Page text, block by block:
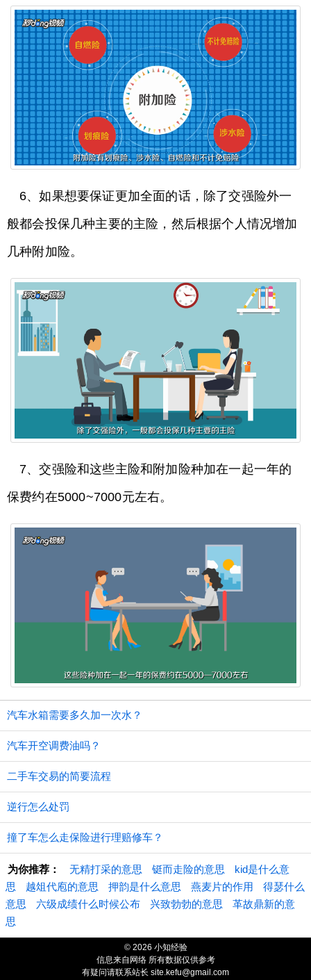
6、如果想要保证更加全面的话，除了交强险外一
般都会投保几种主要的主险，然后根据个人情况增加
几种附加险。
7、交强险和这些主险和附加险种加在一起一年的
保费约在5000~7000元左右。
汽车水箱需要多久加一次水？
汽车开空调费油吗？
二手车交易的简要流程
逆行怎么处罚
撞了车怎么走保险进行理赔修车？
为你推荐： 无精打采的意思 铤而走险的意思
kid是什么意
思
越俎代庖的意思 押韵是什么意思 燕麦片的作用
得瑟什么
意思
六级成绩什么时候公布 兴致勃勃的意思
革故鼎新的意
思
© 2026 小知经验
信息来自网络 所有数据仅供参考
有疑问请联系站长 site.kefu@gmail.com